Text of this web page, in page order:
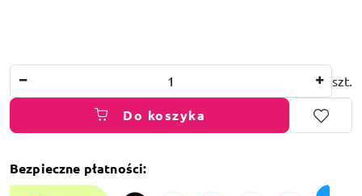
szt.
Do koszyka
Bezpieczne płatności: